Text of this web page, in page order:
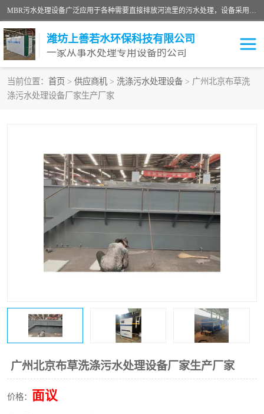
MBR污水处理设备广泛应用于各种需要直接排放河流里的污水处理，设备采用膜生物反应器（Membrane Bioreactor,简称MBR〕技术，取代了传统工艺中的二沉池，它可以*地进行固液分离，得到直接使用的稳定中水，又可在生物池内维持高浓度的微生物量，工艺剩余污泥少，极有效地去除氨氮，出水悬浮物和浊度接近于零，出水中细菌和病毒被大幅度去除，能耗低，占地面积小。
潍坊上善若水环保科技有限公司
一家从事水处理专用设备的公司
当前位置： 首页 > 供应商机 > 洗涤污水处理设备 > 广州北京布草洗
涤污水处理设备厂家生产厂家
广州北京布草洗涤污水处理设备厂家生产厂家
价格： 面议
污水处理设备
洗涤污水处理设备 实验室污水处理设备
诊所门诊污水处理设备 臭氧消毒设备
养殖污水处理设备 屠宰污水处理设备
一体化污水处理设备 食品制造业污水处理设备
医院辐射污水衰变池